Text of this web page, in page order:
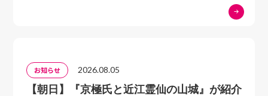
お知らせ 2026.08.05
【朝日】『京極氏と近江霊仙の山城』が紹介